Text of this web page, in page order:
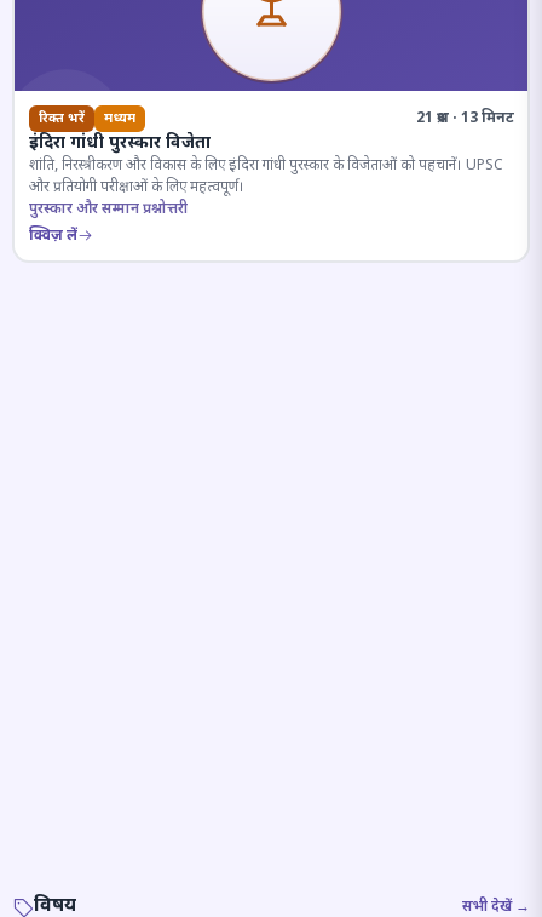
रिक्त भरें मध्यम 21 प्रश्न · 13 मिनट
इंदिरा गांधी पुरस्कार विजेता
शांति, निरस्त्रीकरण और विकास के लिए इंदिरा गांधी पुरस्कार के विजेताओं को पहचानें। UPSC
और प्रतियोगी परीक्षाओं के लिए महत्वपूर्ण।
पुरस्कार और सम्मान प्रश्नोत्तरी
क्विज़ लें
विषय सभी देखें →